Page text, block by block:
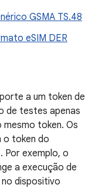
GSMA TS.48
eSIM DER
a um token de
de testes apenas
token. Os
o token do
. Por exemplo, o
a execução de
dispositivo